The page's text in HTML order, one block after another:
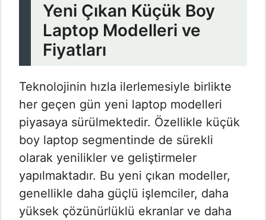
Yeni Çıkan Küçük Boy
Laptop Modelleri ve
Fiyatları
Teknolojinin hızla ilerlemesiyle birlikte
her geçen gün yeni laptop modelleri
piyasaya sürülmektedir. Özellikle küçük
boy laptop segmentinde de sürekli
olarak yenilikler ve geliştirmeler
yapılmaktadır. Bu yeni çıkan modeller,
genellikle daha güçlü işlemciler, daha
yüksek çözünürlüklü ekranlar ve daha